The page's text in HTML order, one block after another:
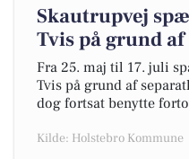
Skautrupvej
Tvis på grund
Fra 25. maj til 17. juli
Tvis på grund af
dog fortsat benytte
Kilde: Holstebro Kommune